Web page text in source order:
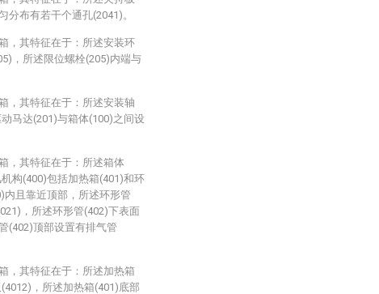
分布有若干个通孔(2041)。
，其特征在于：所述安装环
，所述限位螺栓(205)内端与
，其特征在于：所述安装轴
马达(201)与箱体(100)之间设
，其特征在于：所述箱体
构(400)包括加热箱(401)和环
且靠近顶部，所述环形管
，所述环形管(402)下表面
(402)顶部设置有排气管
，其特征在于：所述加热箱
，所述加热箱(401)底部